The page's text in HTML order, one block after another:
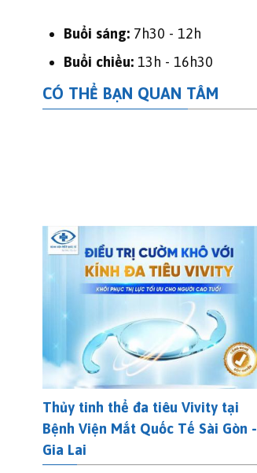
Buổi sáng:7h30 - 12h
Buổi chiều:13h - 16h30
CÓ THỂ BẠN QUAN TÂM
Thủy tinh thể đa tiêu Vivity tại
Bệnh Viện Mắt Quốc Tế Sài Gòn -
Gia Lai